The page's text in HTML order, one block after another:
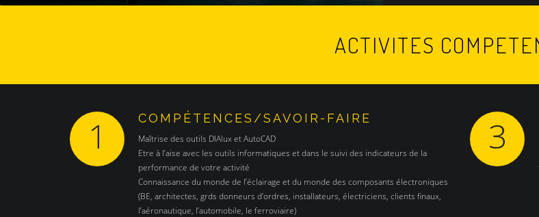
ACTIVITES
1 COMPÉTENCES/SAVOIR-FAIRE
Maîtrise des outils DIAlux et AutoCAD
Etre à l’aise avec les outils informatiques et dans le suivi des indicateurs de la
performance de votre activité
Connaissance du monde de l’éclairage et du monde des composants électroniques
(BE, architectes, grds donneurs d’ordres, installateurs, électriciens, clients finaux,
l’aéronautique, l’automobile, le ferroviaire)
3